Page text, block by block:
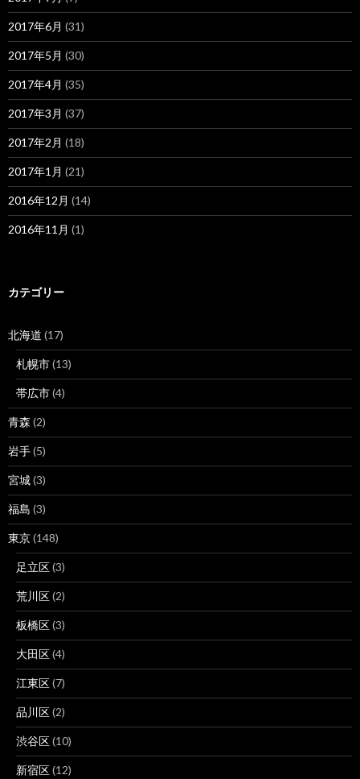
2017年6月 (31)
2017年5月 (30)
2017年4月 (35)
2017年3月 (37)
2017年2月 (18)
2017年1月 (21)
2016年12月 (14)
2016年11月 (1)
カテゴリー
北海道 (17)
札幌市(13)
帯広市(4)
青森 (2)
岩手(5)
宮城(3)
福島 (3)
東京(148)
足立区(3)
荒川区(2)
板橋区(3)
大田区(4)
江東区(7)
品川区(2)
渋谷区(10)
新宿区(12)